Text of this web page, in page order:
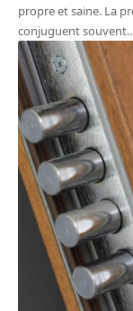
propre et saine. La
conjuguent souvent